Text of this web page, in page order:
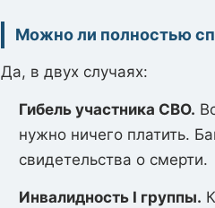
Можно ли полностью
Да, в двух случаях:
Гибель участника СВО.
нужно ничего платить.
свидетельства о смерти.
Инвалидность I группы.